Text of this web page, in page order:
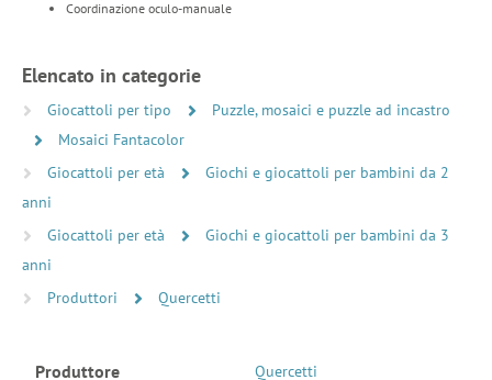
Coordinazione oculo-manuale
Elencato in categorie
Giocattoli per tipo
Puzzle, mosaici e puzzle ad incastro
Mosaici Fantacolor
Giocattoli per età
Giochi e giocattoli per bambini da 2
anni
Giocattoli per età
Giochi e giocattoli per bambini da 3
anni
Produttori
Quercetti
Produttore Quercetti